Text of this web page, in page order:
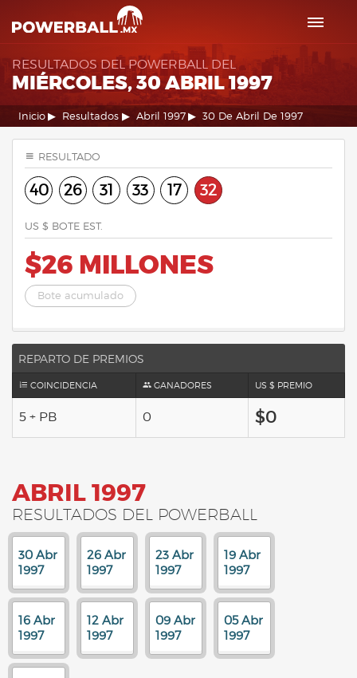
RESULTADOS DEL POWERBALL DEL
MIÉRCOLES, 30 ABRIL 1997
Inicio Resultados Abril 1997 30 De Abril De 1997
RESULTADO
40 26 31 33 17 32
US $ BOTE EST.
$26 MILLONES
Bote acumulado
REPARTO DE PREMIOS
COINCIDENCIA GANADORES US $ PREMIO
5 + PB 0 $0
ABRIL 1997
RESULTADOS DEL POWERBALL
30 Abr
1997
26 Abr
1997
23 Abr
1997
19 Abr
1997
16 Abr
1997
12 Abr
1997
09 Abr
1997
05 Abr
1997